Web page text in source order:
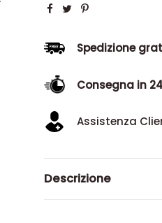
Spedizione
Consegna in
Assistenza
Descrizione